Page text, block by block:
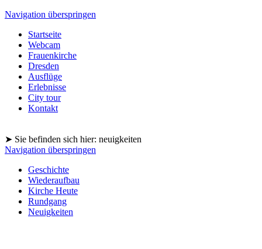
Navigation überspringen
Startseite
Webcam
Frauenkirche
Dresden
Ausflüge
Erlebnisse
City tour
Kontakt
➤ Sie befinden sich hier: neuigkeiten
Navigation überspringen
Geschichte
Wiederaufbau
Kirche Heute
Rundgang
Neuigkeiten